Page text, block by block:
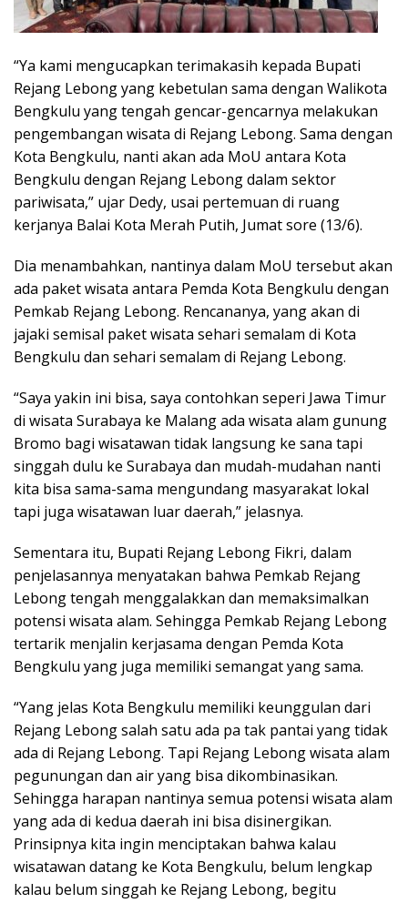
“Ya kami mengucapkan terimakasih kepada Bupati
Rejang Lebong yang kebetulan sama dengan Walikota
Bengkulu yang tengah gencar-gencarnya melakukan
pengembangan wisata di Rejang Lebong. Sama dengan
Kota Bengkulu, nanti akan ada MoU antara Kota
Bengkulu dengan Rejang Lebong dalam sektor
pariwisata,” ujar Dedy, usai pertemuan di ruang
kerjanya Balai Kota Merah Putih, Jumat sore (13/6).
Dia menambahkan, nantinya dalam MoU tersebut akan
ada paket wisata antara Pemda Kota Bengkulu dengan
Pemkab Rejang Lebong. Rencananya, yang akan di
jajaki semisal paket wisata sehari semalam di Kota
Bengkulu dan sehari semalam di Rejang Lebong.
“Saya yakin ini bisa, saya contohkan seperi Jawa Timur
di wisata Surabaya ke Malang ada wisata alam gunung
Bromo bagi wisatawan tidak langsung ke sana tapi
singgah dulu ke Surabaya dan mudah-mudahan nanti
kita bisa sama-sama mengundang masyarakat lokal
tapi juga wisatawan luar daerah,” jelasnya.
Sementara itu, Bupati Rejang Lebong Fikri, dalam
penjelasannya menyatakan bahwa Pemkab Rejang
Lebong tengah menggalakkan dan memaksimalkan
potensi wisata alam. Sehingga Pemkab Rejang Lebong
tertarik menjalin kerjasama dengan Pemda Kota
Bengkulu yang juga memiliki semangat yang sama.
“Yang jelas Kota Bengkulu memiliki keunggulan dari
Rejang Lebong salah satu ada pa tak pantai yang tidak
ada di Rejang Lebong. Tapi Rejang Lebong wisata alam
pegunungan dan air yang bisa dikombinasikan.
Sehingga harapan nantinya semua potensi wisata alam
yang ada di kedua daerah ini bisa disinergikan.
Prinsipnya kita ingin menciptakan bahwa kalau
wisatawan datang ke Kota Bengkulu, belum lengkap
kalau belum singgah ke Rejang Lebong, begitu